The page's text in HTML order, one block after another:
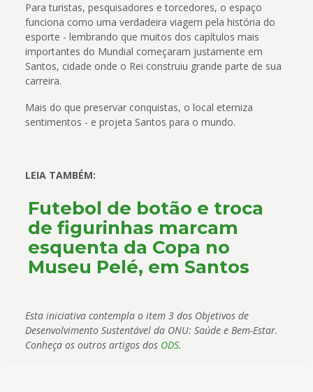
Para turistas, pesquisadores e torcedores, o espaço
funciona como uma verdadeira viagem pela história do
esporte - lembrando que muitos dos capítulos mais
importantes do Mundial começaram justamente em
Santos, cidade onde o Rei construiu grande parte de sua
carreira.
Mais do que preservar conquistas, o local eterniza
sentimentos - e projeta Santos para o mundo.
LEIA TAMBÉM:
Futebol de botão e troca
de figurinhas marcam
esquenta da Copa no
Museu Pelé, em Santos
Esta iniciativa contempla o item 3 dos Objetivos de
Desenvolvimento Sustentável da ONU: Saúde e Bem-Estar.
Conheça os outros artigos dos ODS.